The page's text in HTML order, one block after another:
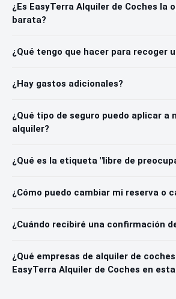
¿Es EasyTerra Alquiler de Coches la
barata?
¿Qué tengo que hacer para recoger
¿Hay gastos adicionales?
¿Qué tipo de seguro puedo aplicar a
alquiler?
¿Qué es la etiqueta "libre de
¿Cómo puedo cambiar mi reserva o
¿Cuándo recibiré una confirmación
¿Qué empresas de alquiler de
EasyTerra Alquiler de Coches en